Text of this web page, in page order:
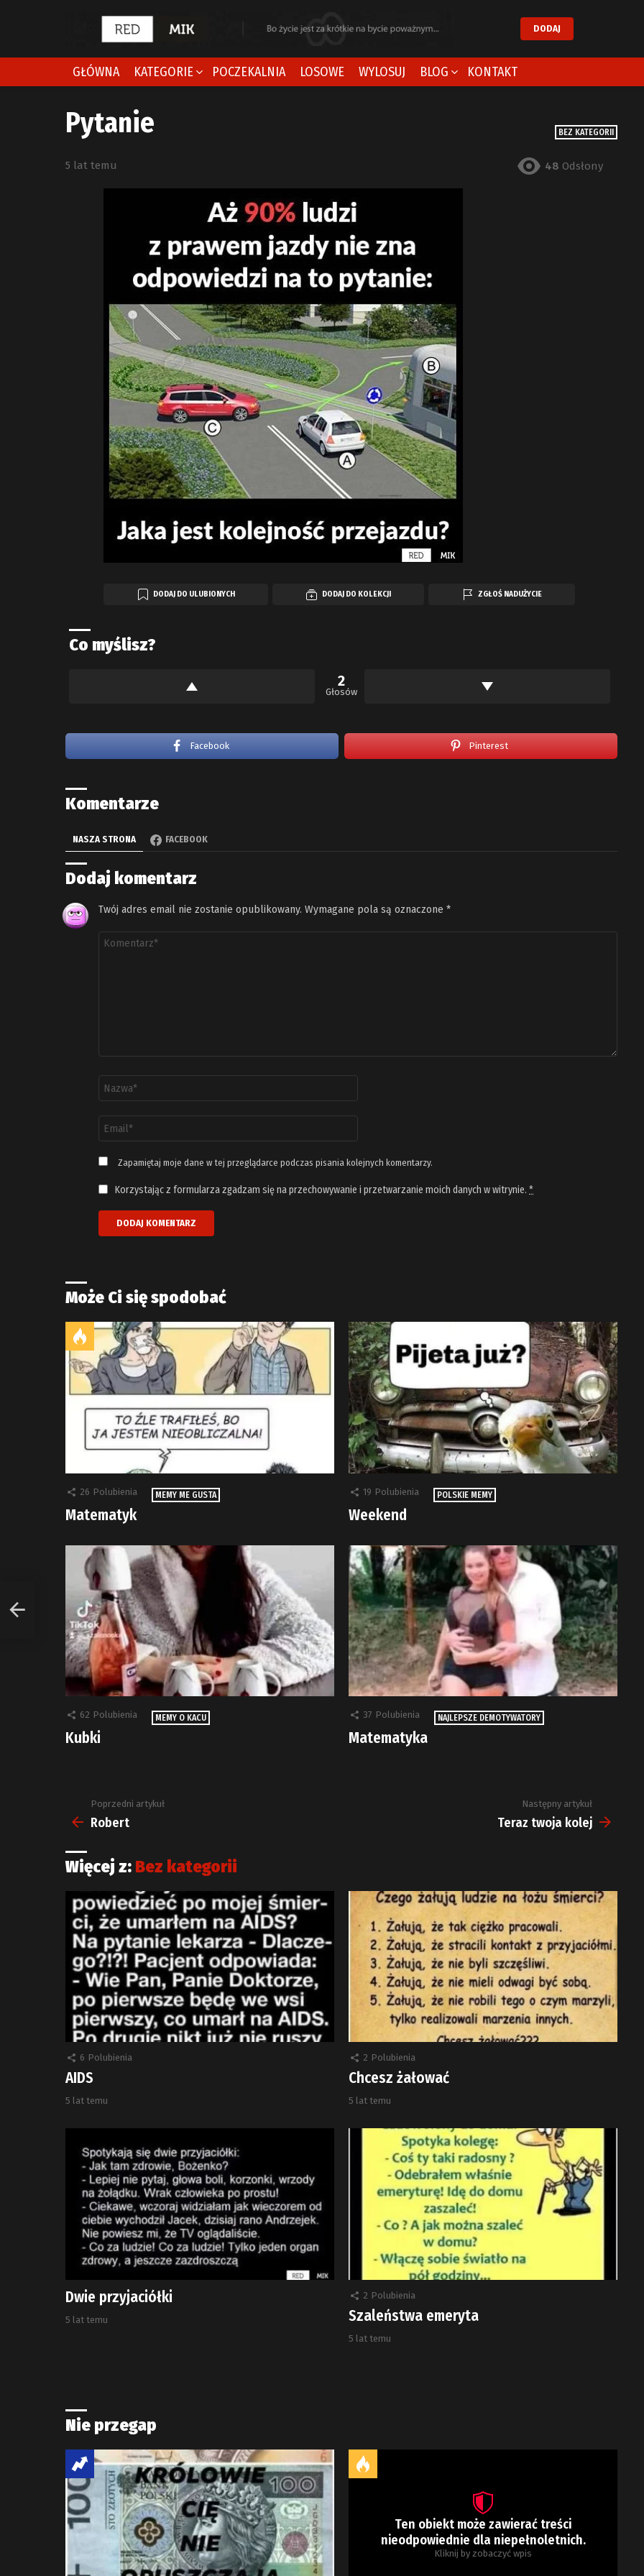
DODAJ
GŁÓWNA KATEGORIE POCZEKALNIA LOSOWE WYLOSUJ BLOG KONTAKT
BEZ KATEGORII
Pytanie
5 lat temu 48 Odsłony
DODAJ DO ULUBIONYCH DODAJ DO KOLEKCJI ZGŁOŚ NADUŻYCIE
Co myślisz?
2
Głosów
Facebook Pinterest
Komentarze
NASZA STRONA FACEBOOK
Dodaj komentarz
Twój adres email nie zostanie opublikowany. Wymagane pola są oznaczone *
Komentarz
email
*
Zapamiętaj moje dane w tej przeglądarce podczas pisania kolejnych komentarzy.
Korzystając z formularza zgadzam się na przechowywanie i przetwarzanie moich danych w witrynie. *
Może Ci się spodobać
26 Polubienia MEMY ME GUSTA
Matematyk
19 Polubienia POLSKIE MEMY
Weekend
62 Polubienia MEMY O KACU
Kubki
37 Polubienia NAJLEPSZE DEMOTYWATORY
Matematyka
Zobacz
więcej
Poprzedni artykuł
Robert
Następny artykuł
Teraz twoja kolej
Więcej z: Bez kategorii
6 Polubienia
AIDS
5 lat temu
2 Polubienia
Chcesz żałować
5 lat temu
Dwie przyjaciółki
5 lat temu
2 Polubienia
Szaleństwa emeryta
5 lat temu
Nie przegap
Ten obiekt może zawierać treści
nieodpowiednie dla niepełnoletnich.
Kliknij by zobaczyć wpis